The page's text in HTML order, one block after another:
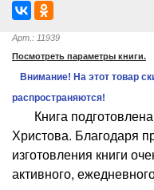
Арт.: 11939
Посмотреть параметры книги.
Внимание! На этот товар
распространяются!
Книга подготовлена
Христова. Благодаря
изготовления книги
активного,